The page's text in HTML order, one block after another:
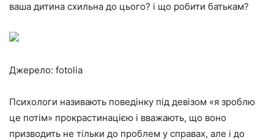
ваша дитина схильна до цього? і що робити батькам?
Джерело: fotolia
Психологи називають поведінку під девізом «я зроблю
це потім» прокрастинацією і вважають, що воно
призводить не тільки до проблем у справах, але і до